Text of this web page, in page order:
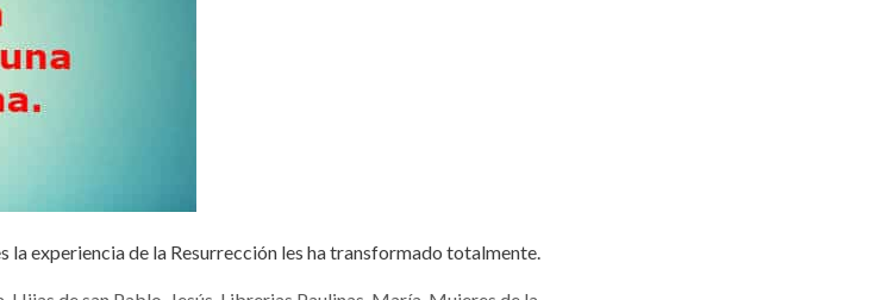
experiencia de la Resurrección les ha transformado totalmente.